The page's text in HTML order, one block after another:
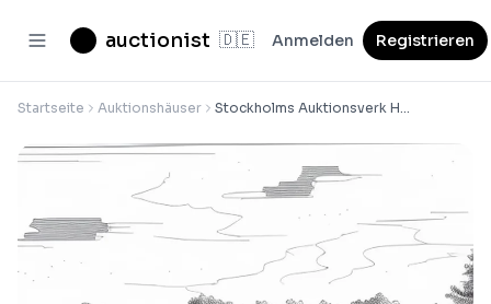
auctionist 🇩🇪 Anmelden Registrieren
Startseite Auktionshäuser Stockholms Auktionsverk Helsingborg